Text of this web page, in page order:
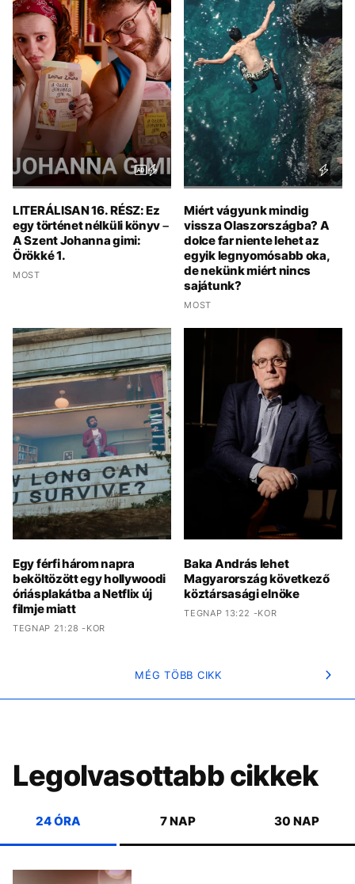
LITERÁLISAN 16. RÉSZ: Ez
egy történet nélküli könyv –
A Szent Johanna gimi:
Örökké 1.
MOST
Miért vágyunk mindig
vissza Olaszországba? A
dolce far niente lehet az
egyik legnyomósabb oka,
de nekünk miért nincs
sajátunk?
MOST
Egy férfi három napra
beköltözött egy hollywoodi
óriásplakátba a Netflix új
filmje miatt
TEGNAP 21:28 -KOR
Baka András lehet
Magyarország következő
köztársasági elnöke
TEGNAP 13:22 -KOR
MÉG TÖBB CIKK
Legolvasottabb cikkek
24 ÓRA 7 NAP 30 NAP